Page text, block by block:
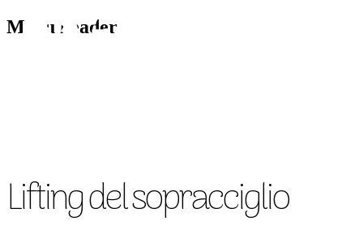
Menu header
Lifting del sopracciglio